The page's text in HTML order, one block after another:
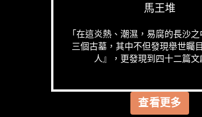
馬王堆
「在這炎熱、潮濕，易腐的長沙
三個古墓，其中不但發現舉世矚
人』，更發現到四十二篇文
查看更多